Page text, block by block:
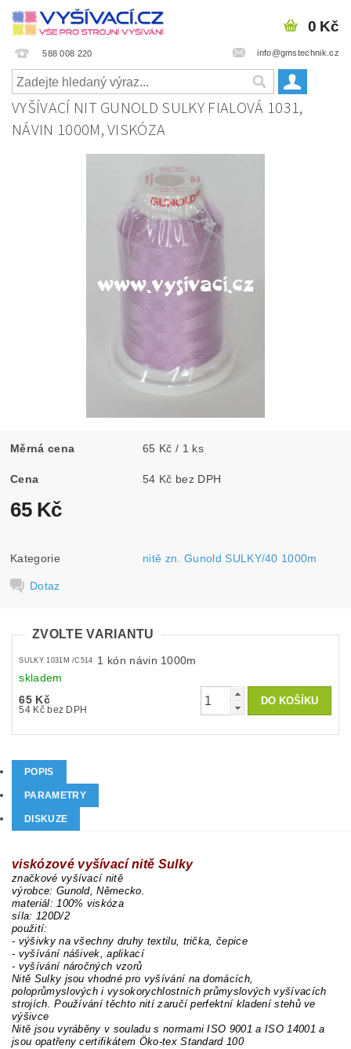
588 008 220 info@gmstechnik.cz
0 Kč
VYŠÍVACÍ NIT GUNOLD SULKY FIALOVÁ 1031,
NÁVIN 1000M, VISKÓZA
Měrná cena 65 Kč / 1 ks
Cena 54 Kč bez DPH
65 Kč
Kategorie nitě zn. Gunold SULKY/40 1000m
Dotaz
ZVOLTE VARIANTU
SULKY 1031M /C514
1 kón návin 1000m
skladem
65 Kč
54 Kč bez DPH
POPIS
PARAMETRY
DISKUZE
viskózové vyšívací nitě Sulky
značkové vyšívací nitě
výrobce: Gunold, Německo.
materiál: 100% viskóza
síla: 120D/2
použití:
- výšivky na všechny druhy textilu, trička, čepice
- vyšívání nášivek, aplikací
- vyšívání náročných vzorů
Nitě Sulky jsou vhodné pro vyšívání na domácích,
poloprůmyslových i vysokorychlostních průmyslových vyšívacích
strojích. Používání těchto nití zaručí perfektní kladení stehů ve
výšivce
Nitě jsou vyráběny v souladu s normami ISO 9001 a ISO 14001 a
jsou opatřeny certifikátem Öko-tex Standard 100